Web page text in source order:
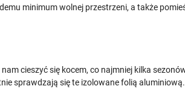
minimum wolnej przestrzeni, a także
cieszyć się kocem, co najmniej kilka
sprawdzają się te izolowane folią